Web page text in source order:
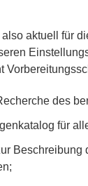
aktuell für
des
für
Beschreibung